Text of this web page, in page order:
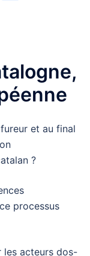
et au final
?
processus
les acteurs dos-